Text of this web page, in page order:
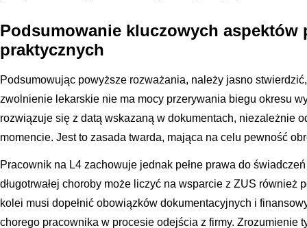
Podsumowanie kluczowych aspektów
praktycznych
Podsumowując powyższe rozważania, należy jasno
zwolnienie lekarskie nie ma mocy przerywania biegu okresu
rozwiązuje się z datą wskazaną w dokumentach, niezależnie
momencie. Jest to zasada twarda, mająca na celu pewność
Pracownik na L4 zachowuje jednak pełne prawa do
długotrwałej choroby może liczyć na wsparcie z ZUS również
kolei musi dopełnić obowiązków dokumentacyjnych i
chorego pracownika w procesie odejścia z firmy. Zrozumienie